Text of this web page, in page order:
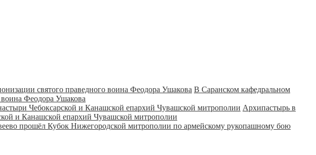
В Саранском кафедральном
Феодора Ушакова
Архипастырь в
и Канашской епархий Чувашской митрополии
прошёл Кубок Нижегородской митрополии по армейскому рукопашному бою